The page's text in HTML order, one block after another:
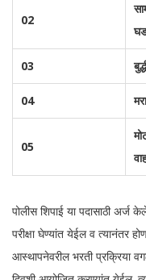
02
03
04
05
पोलीस शिपाई या पदासाठी अर्ज
परीक्षा घेण्यांत येईल व त्यानंतर
आस्थापनेवरील भरती प्रक्रिया